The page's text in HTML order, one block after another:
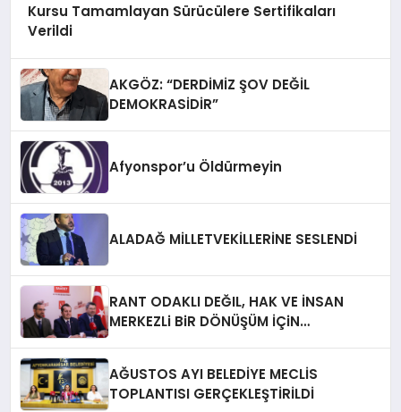
Kursu Tamamlayan Sürücülere Sertifikaları
Verildi
AKGÖZ: “DERDİMİZ ŞOV DEĞİL
DEMOKRASİDİR”
Afyonspor’u Öldürmeyin
ALADAĞ MİLLETVEKİLLERİNE SESLENDİ
RANT ODAKLI DEĞIL, HAK VE İNSAN
MERKEZLi BiR DÖNÜŞÜM İÇiN
AĞUSTOS AYI BELEDİYE MECLİS
TOPLANTISI GERÇEKLEŞTİRİLDİ